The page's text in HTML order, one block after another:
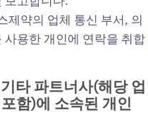
제약의 업체 통신 부서, 의
용한 개인에 연락을 취합
기타파트너사(해당업
포함)에 소속된 개인